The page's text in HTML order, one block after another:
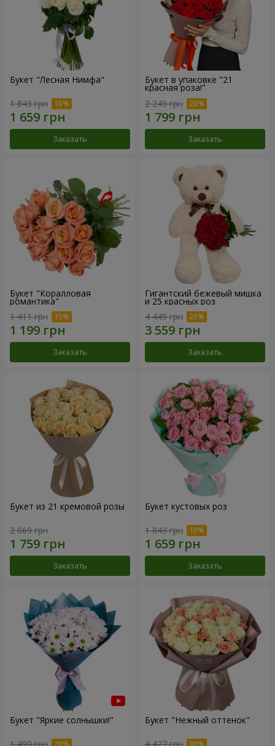
Букет "Лесная Нимфа"
1 843 грн
Заказать
Букет в упаковке "21
красная роза!"
2 249 грн
Заказать
Букет "Коралловая
романтика"
1 411 грн
Заказать
Гигантский бежевый мишка
и 25 красных роз
4 449 грн
Заказать
Букет из 21 кремовой розы
2 069 грн
Заказать
Букет кустовых роз
1 843 грн
Заказать
Букет "Яркие солнышки!"
1 499 грн
Букет "Нежный оттенок"
4 427 грн